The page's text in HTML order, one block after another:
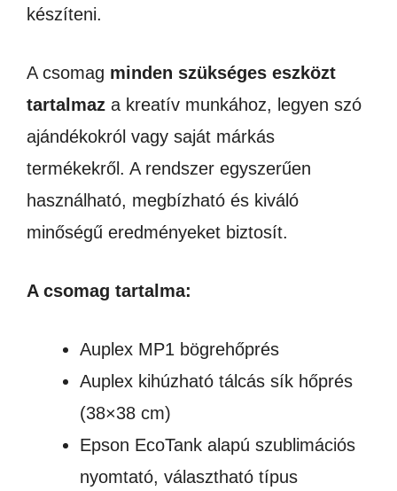
készíteni.
A csomag minden szükséges eszközt
tartalmaz a kreatív munkához, legyen szó
ajándékokról vagy saját márkás
termékekről. A rendszer egyszerűen
használható, megbízható és kiváló
minőségű eredményeket biztosít.
A csomag tartalma:
Auplex MP1 bögrehőprés
Auplex kihúzható tálcás sík hőprés
(38×38 cm)
Epson EcoTank alapú szublimációs
nyomtató, választható típus